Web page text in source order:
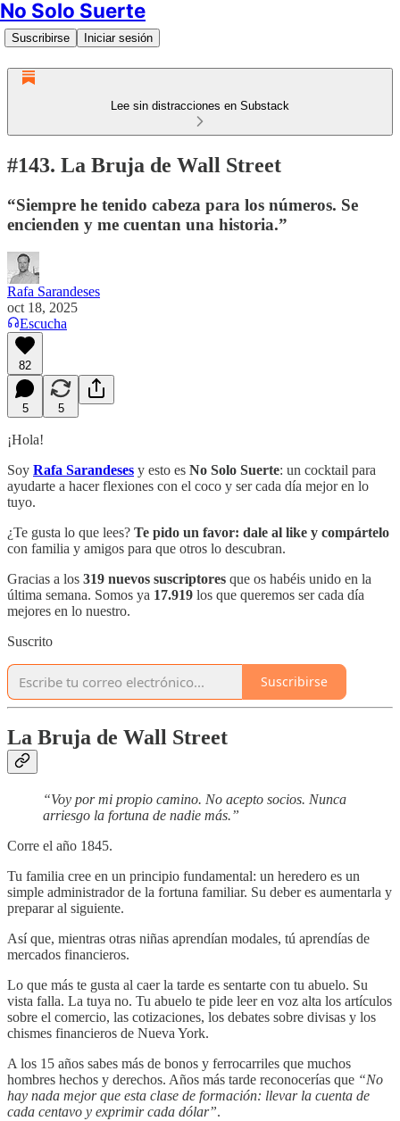
No Solo Suerte
Suscribirse Iniciar sesión
Lee sin distracciones en Substack
#143. La Bruja de Wall Street
“Siempre he tenido cabeza para los números. Se
encienden y me cuentan una historia.”
Rafa Sarandeses
oct 18, 2025
Escucha
82
5 5
¡Hola!
Soy Rafa Sarandeses y esto es No Solo Suerte: un cocktail para
ayudarte a hacer flexiones con el coco y ser cada día mejor en lo
tuyo.
¿Te gusta lo que lees? Te pido un favor: dale al like y compártelo
con familia y amigos para que otros lo descubran.
Gracias a los 319 nuevos suscriptores que os habéis unido en la
última semana. Somos ya 17.919 los que queremos ser cada día
mejores en lo nuestro.
Suscrito
Suscribirse
La Bruja de Wall Street
“Voy por mi propio camino. No acepto socios. Nunca
arriesgo la fortuna de nadie más.”
Corre el año 1845.
Tu familia cree en un principio fundamental: un heredero es un
simple administrador de la fortuna familiar. Su deber es aumentarla y
preparar al siguiente.
Así que, mientras otras niñas aprendían modales, tú aprendías de
mercados financieros.
Lo que más te gusta al caer la tarde es sentarte con tu abuelo. Su
vista falla. La tuya no. Tu abuelo te pide leer en voz alta los artículos
sobre el comercio, las cotizaciones, los debates sobre divisas y los
chismes financieros de Nueva York.
A los 15 años sabes más de bonos y ferrocarriles que muchos
hombres hechos y derechos. Años más tarde reconocerías que “No
hay nada mejor que esta clase de formación: llevar la cuenta de
cada centavo y exprimir cada dólar”.